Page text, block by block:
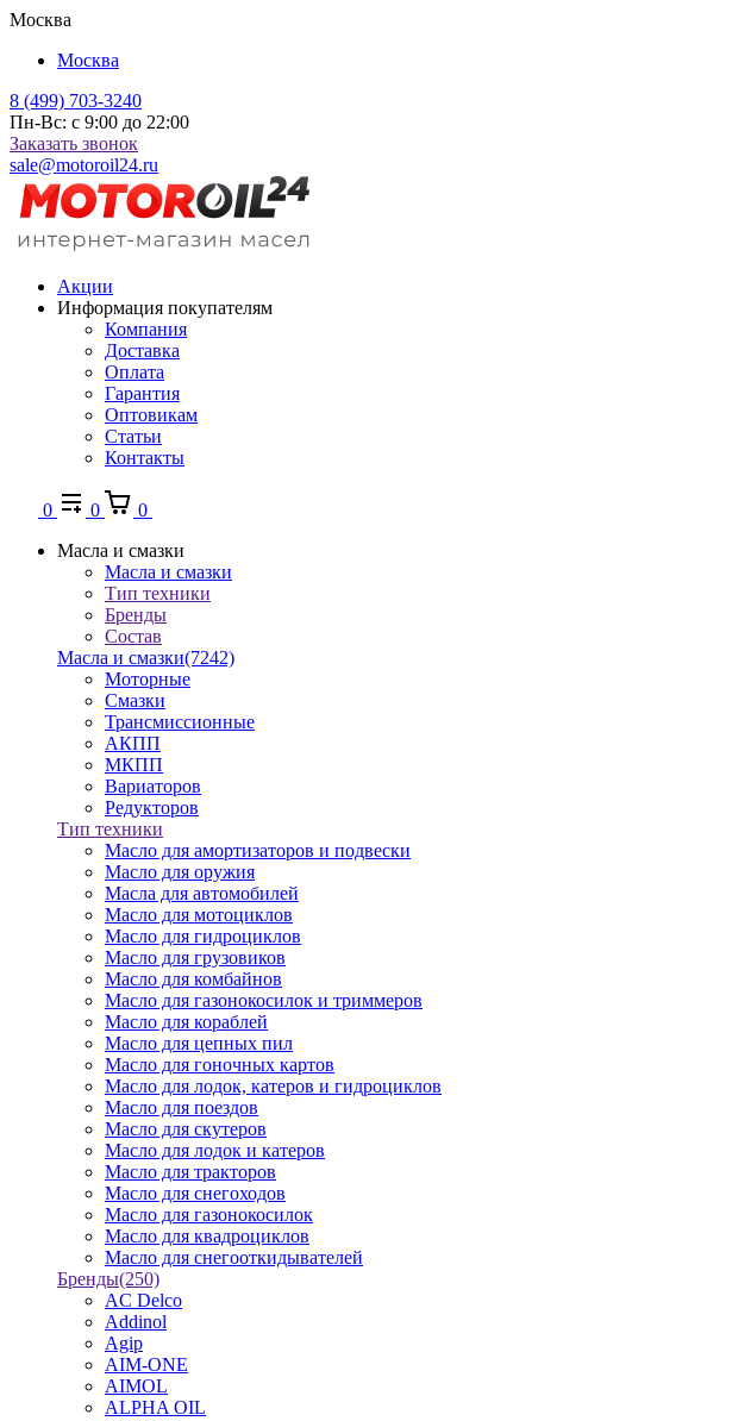
Москва
Москва
8 (499) 703-3240
Пн-Вс: с 9:00 до 22:00
Заказать звонок
sale@motoroil24.ru
Акции
Информация покупателям
Компания
Доставка
Оплата
Гарантия
Оптовикам
Статьи
Контакты
0 0
0
Масла и смазки
Масла и смазки
Тип техники
Бренды
Состав
Масла и смазки(7242)
Моторные
Смазки
Трансмиссионные
АКПП
МКПП
Вариаторов
Редукторов
Тип техники
Масло для амортизаторов и подвески
Масло для оружия
Масла для автомобилей
Масло для мотоциклов
Масло для гидроциклов
Масло для грузовиков
Масло для комбайнов
Масло для газонокосилок и триммеров
Масло для кораблей
Масло для цепных пил
Масло для гоночных картов
Масло для лодок, катеров и гидроциклов
Масло для поездов
Масло для скутеров
Масло для лодок и катеров
Масло для тракторов
Масло для снегоходов
Масло для газонокосилок
Масло для квадроциклов
Масло для снегооткидывателей
Бренды(250)
AC Delco
Addinol
Agip
AIM-ONE
AIMOL
ALPHA OIL